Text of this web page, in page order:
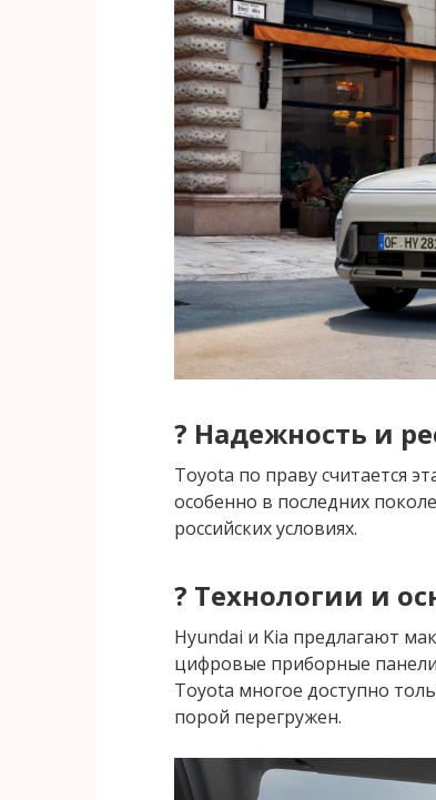
? Надежность и
Toyota по праву считается
особенно в последних
российских условиях.
? Технологии и
Hyundai и Kia предлагают
цифровые приборные
Toyota многое доступно
порой перегружен.